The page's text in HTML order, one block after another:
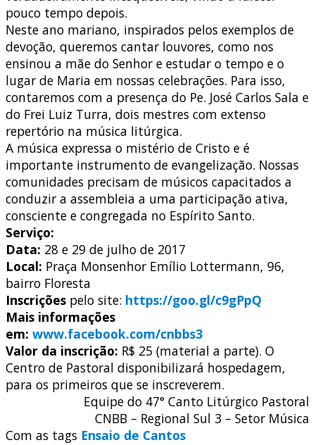
pouco tempo depois.
Neste ano mariano, inspirados pelos exemplos de
devoção, queremos cantar louvores, como nos
ensinou a mãe do Senhor e estudar o tempo e o
lugar de Maria em nossas celebrações. Para isso,
contaremos com a presença do Pe. José Carlos Sala e
do Frei Luiz Turra, dois mestres com extenso
repertório na música litúrgica.
A música expressa o mistério de Cristo e é
importante instrumento de evangelização. Nossas
comunidades precisam de músicos capacitados a
conduzir a assembleia a uma participação ativa,
consciente e congregada no Espírito Santo.
Serviço:
Data: 28 e 29 de julho de 2017
Local: Praça Monsenhor Emílio Lottermann, 96,
bairro Floresta
Inscrições pelo site: https://goo.gl/c9gPpQ
Mais informações
em: www.facebook.com/cnbbs3
Valor da inscrição: R$ 25 (material a parte). O
Centro de Pastoral disponibilizará hospedagem,
para os primeiros que se inscreverem.
Equipe do 47° Canto Litúrgico Pastoral
CNBB – Regional Sul 3 – Setor Música
Com as tags Ensaio de Cantos